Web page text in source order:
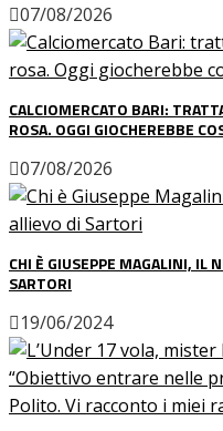
07/08/2026
CALCIOMERCATO BARI:
ROSA. OGGI GIOCHEREBBE
07/08/2026
CHI È GIUSEPPE MAGALINI, IL
SARTORI
19/06/2024